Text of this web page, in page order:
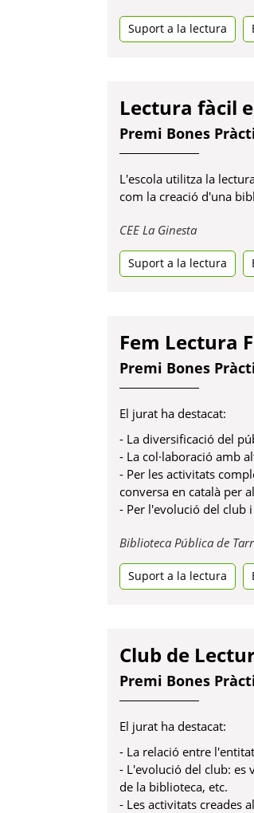
en
una
pestanya
Suport a la lectura
Lectura fàcil
Premi Bones
L'escola utilitza la
com la creació d'una
CEE La GinestaObre
en
una
pestanya
Suport a la lectura
Fem Lectura
Premi Bones
El jurat ha destacat:
- La diversificació del
- La col·laboració amb
- Per les activitats
conversa en català per
- Per l'evolució del club
Biblioteca Pública de
Suport a la lectura
Club de
Premi Bones
El jurat ha destacat:
- La relació entre
- L'evolució del club: es
de la biblioteca, etc.
- Les activitats creades